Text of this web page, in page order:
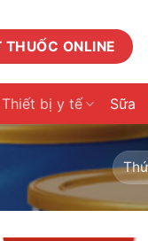
THUỐC ONLINE
Thiết bị y tế Sữa